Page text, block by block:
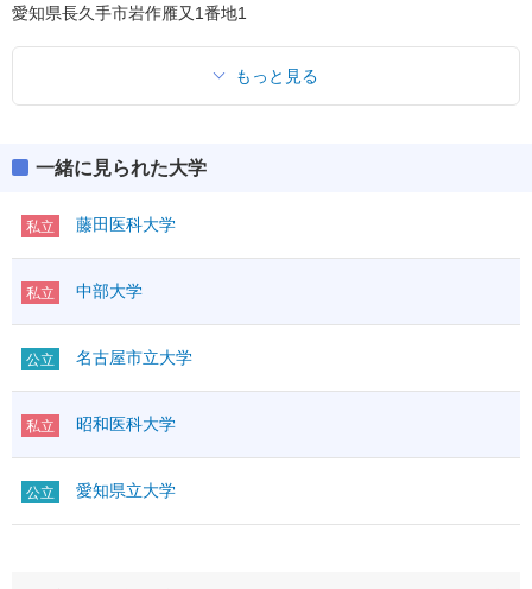
愛知県長久手市岩作雁又1番地1
もっと見る
一緒に見られた大学
私立 藤田医科大学
私立 中部大学
公立 名古屋市立大学
私立 昭和医科大学
公立 愛知県立大学